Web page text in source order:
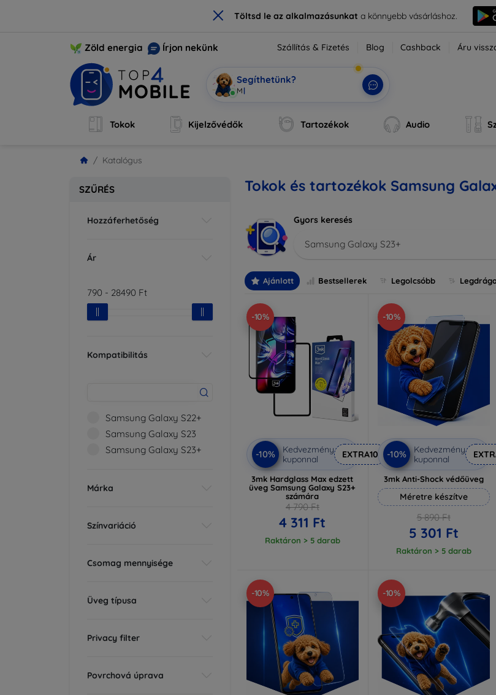
× Töltsd le az alkalmazásunkata könnyebb vásárláshoz.
Zöld energia Írjon nekünk Szállítás & Fizetés Blog Cashback Áru
Segíthetünk?
Mobi vagyok, a t
Tokok Kijelzővédők Tartozékok Audio
Katalógus
SZŰRÉS
Hozzáferhetőség
Ár
790 - 28490 Ft
Kompatibilitás
Samsung Galaxy S22+
Samsung Galaxy S23
Samsung Galaxy S23+
Márka
Színvariáció
Csomag mennyisége
Üveg típusa
Privacy filter
Povrchová úprava
Tokok és tartozékok Samsung
Gyors keresés
Samsung Galaxy S23+
Ajánlott Bestsellerek Legolcsóbb
-10%
-10%
Kedvezmény
kuponnal
EXTRA10
3mk Hardglass Max edzett
üveg Samsung Galaxy S23+
számára
4 790 Ft
4 311 Ft
Raktáron > 5 darab
-10%
-10%
Kedvezmény
kuponnal
3mk Anti-Shock védőüveg
Méretre készítve
5 890 Ft
5 301 Ft
Raktáron > 5 darab
-10% -10%